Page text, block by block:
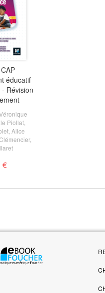
-
éducatif
Révision
Piollat,
Alice
,
€